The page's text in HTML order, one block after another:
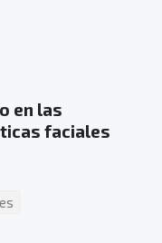
en las
faciales